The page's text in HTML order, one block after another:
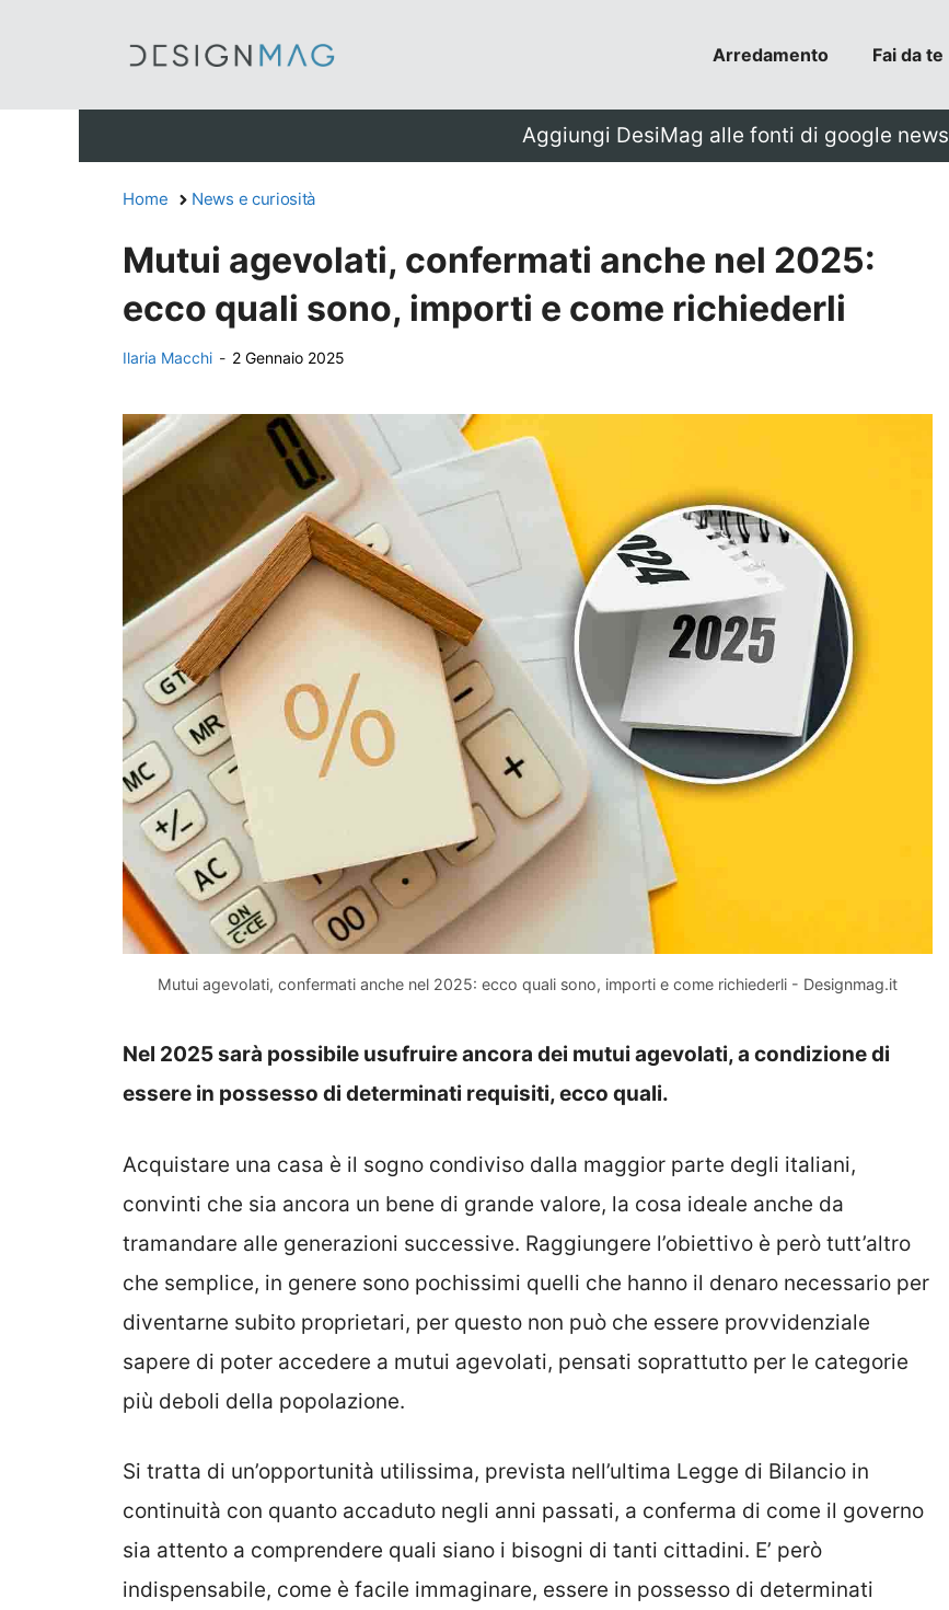
Arredamento Fai da te
Aggiungi DesiMag alle fonti di google news
Home News e curiosità
Mutui agevolati, confermati anche nel 2025:
ecco quali sono, importi e come richiederli
Ilaria Macchi - 2 Gennaio 2025
Mutui agevolati, confermati anche nel 2025: ecco quali sono, importi e come richiederli - Designmag.it
Nel 2025 sarà possibile usufruire ancora dei mutui agevolati, a condizione di
essere in possesso di determinati requisiti, ecco quali.
Acquistare una casa è il sogno condiviso dalla maggior parte degli italiani,
convinti che sia ancora un bene di grande valore, la cosa ideale anche da
tramandare alle generazioni successive. Raggiungere l’obiettivo è però tutt’altro
che semplice, in genere sono pochissimi quelli che hanno il denaro necessario per
diventarne subito proprietari, per questo non può che essere provvidenziale
sapere di poter accedere a mutui agevolati, pensati soprattutto per le categorie
più deboli della popolazione.
Si tratta di un’opportunità utilissima, prevista nell’ultima Legge di Bilancio in
continuità con quanto accaduto negli anni passati, a conferma di come il governo
sia attento a comprendere quali siano i bisogni di tanti cittadini. E’ però
indispensabile, come è facile immaginare, essere in possesso di determinati